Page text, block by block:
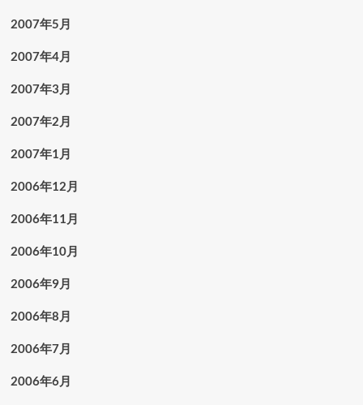
2007年5月
2007年4月
2007年3月
2007年2月
2007年1月
2006年12月
2006年11月
2006年10月
2006年9月
2006年8月
2006年7月
2006年6月